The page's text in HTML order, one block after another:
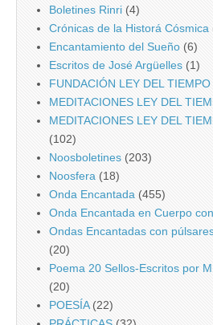
Boletines Rinri (4)
Crónicas de la Historá Cósmica
Encantamiento del Sueño (6)
Escritos de José Argüelles (1)
FUNDACIÓN LEY DEL TIEMPO
MEDITACIONES LEY DEL
MEDITACIONES LEY DEL
(102)
Noosboletines (203)
Noosfera (18)
Onda Encantada (455)
Onda Encantada en Cuerpo
Ondas Encantadas con
(20)
Poema 20 Sellos-Escritos por
(20)
POESÍA(22)